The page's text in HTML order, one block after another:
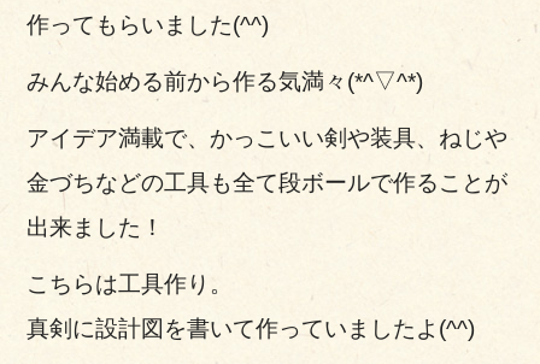
作ってもらいました(^^)
みんな始める前から作る気満々(*^▽^*)
アイデア満載で、かっこいい剣や装具、ねじや
金づちなどの工具も全て段ボールで作ることが
出来ました！
こちらは工具作り。
真剣に設計図を書いて作っていましたよ(^^)